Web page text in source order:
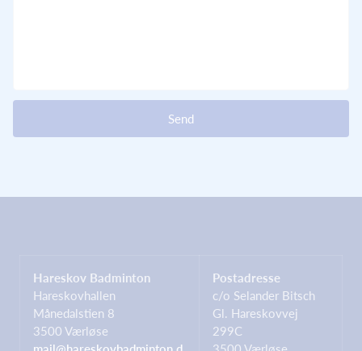
Send
Hareskov Badminton
Hareskovhallen
Månedalstien 8
3500 Værløse
Postadresse
c/o Selander Bitsch
Gl. Hareskovvej
299C